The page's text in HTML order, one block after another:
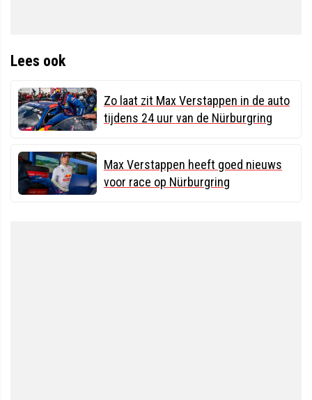
Lees ook
Zo laat zit Max Verstappen in de auto
tijdens 24 uur van de Nürburgring
Max Verstappen heeft goed nieuws
voor race op Nürburgring